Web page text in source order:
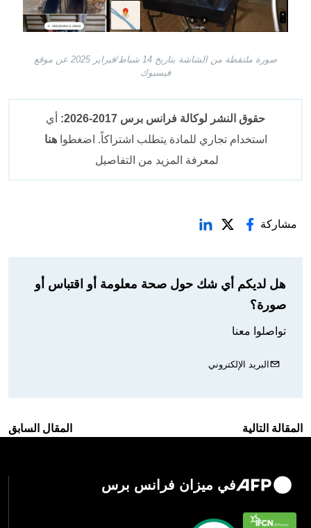
صورة ملتقطة من الشاشة بتاريخ 14 شباط/فبراير 2025 عن موقع
فيسبوك
حقوق النشر لوكالة فرانس برس 2017-2026:
أي
استخدام تجاري للمادة يتطلب اشتراكاً. اضغطواهنا
لمعرفة المزيد من التفاصيل
مشاركة
هل لديكم أي شك حول صحة معلومة أو اقتباس أو
صورة؟
تواصلوا معنا
البريد الإلكتروني
المقالة التالية المقال السابق
في ميزان فرانس برس